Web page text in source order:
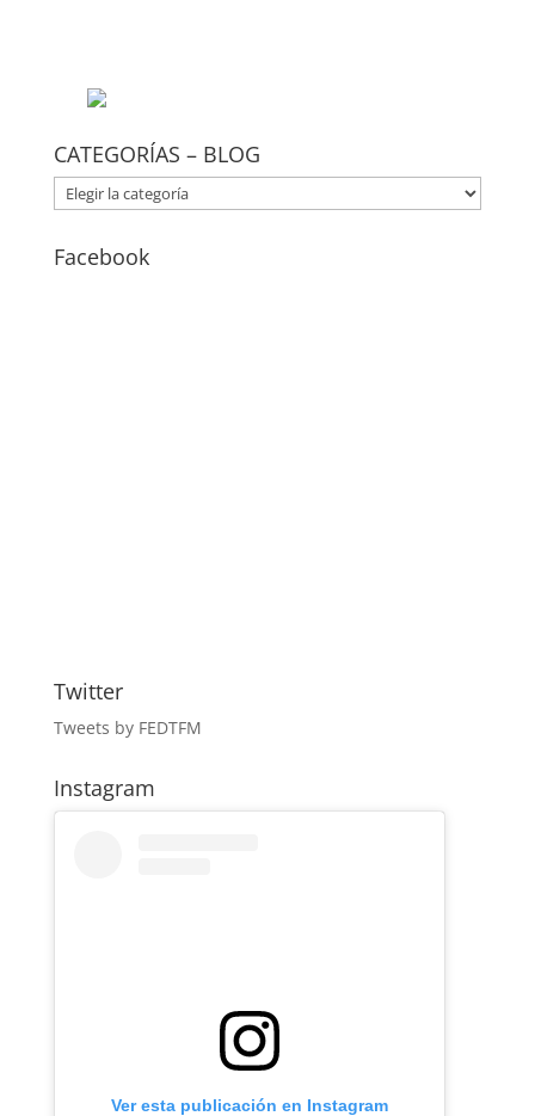
CATEGORÍAS – BLOG
CATEGORÍAS
–
Facebook
Twitter
Tweets by FEDTFM
Instagram
Ver esta publicación en Instagram